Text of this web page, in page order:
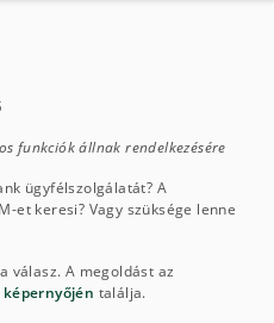
funkciók állnak rendelkezésére
ügyfélszolgálatát? A
et keresi? Vagy szüksége lenne
válasz. A megoldást az
találja.